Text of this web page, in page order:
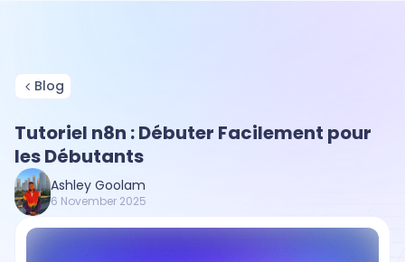
Blog
Tutoriel n8n : Débuter Facilement pour
les Débutants
Ashley Goolam
6 November 2025